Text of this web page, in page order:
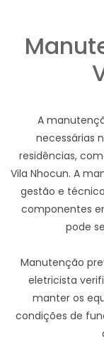
A
necessárias
residências,
Vila Nhocun. A
gestão e
componentes
pode
Manutenção
eletricista
manter os
condições de